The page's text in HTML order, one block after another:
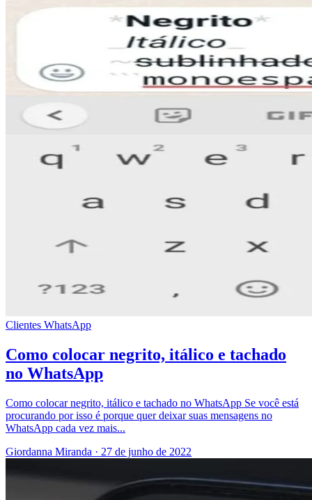
Clientes WhatsApp
Como colocar negrito, itálico e tachado
no WhatsApp
Como colocar negrito, itálico e tachado no WhatsApp Se você está
procurando por isso é porque quer deixar suas mensagens no
WhatsApp cada vez mais...
Giordanna Miranda · 27 de junho de 2022